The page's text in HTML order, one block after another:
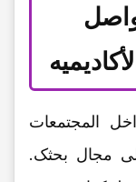
المجتمعات
مجال بحثک.